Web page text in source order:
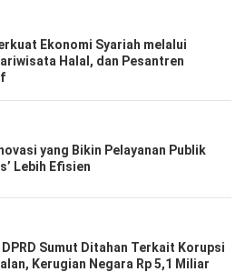
Ekonomi Syariah melalui
Halal, dan Pesantren
yang Bikin Pelayanan Publik
Lebih Efisien
Sumut Ditahan Terkait Korupsi
Kerugian Negara Rp 5,1 Miliar